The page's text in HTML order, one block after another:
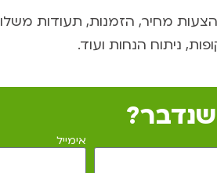
מחיר, הזמנות, תעודות
ניתוח הנחות ועוד.
אימייל